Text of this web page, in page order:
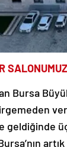
Bursa
geldiğinde